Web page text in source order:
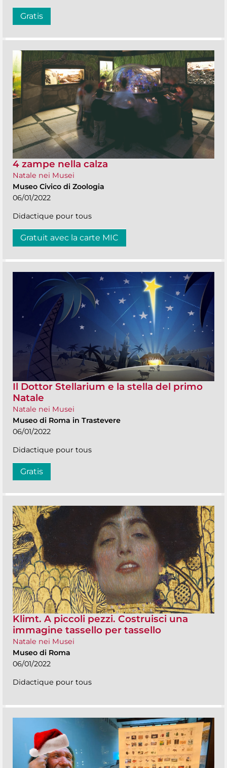
Gratis
4 zampe nella calza
Natale nei Musei
Museo Civico di Zoologia
06/01/2022
Didactique pour tous
Gratuit avec la carte MIC
Il Dottor Stellarium e la stella del primo
Natale
Natale nei Musei
Museo di Roma in Trastevere
06/01/2022
Didactique pour tous
Gratis
Klimt. A piccoli pezzi. Costruisci una
immagine tassello per tassello
Natale nei Musei
Museo di Roma
06/01/2022
Didactique pour tous